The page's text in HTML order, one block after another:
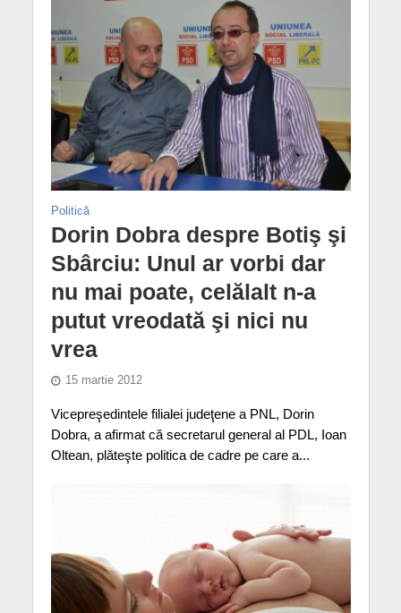
Politică
Dorin Dobra despre Botiş şi
Sbârciu: Unul ar vorbi dar
nu mai poate, celălalt n-a
putut vreodată şi nici nu
vrea
15 martie 2012
Vicepreşedintele filialei judeţene a PNL, Dorin
Dobra, a afirmat că secretarul general al PDL, Ioan
Oltean, plăteşte politica de cadre pe care a...